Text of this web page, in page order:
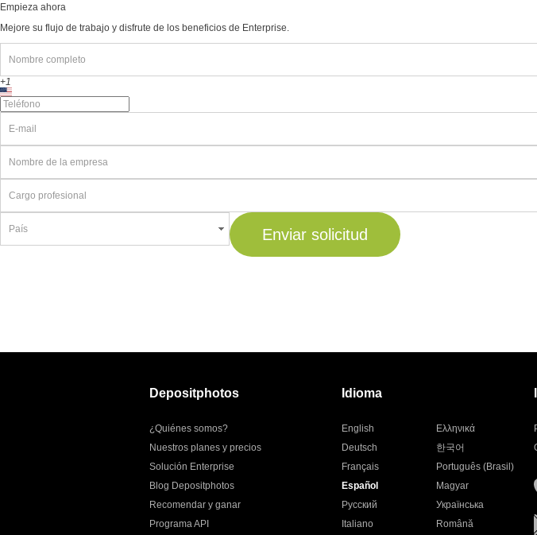
Empieza ahora
Mejore su flujo de trabajo y disfrute de los beneficios de Enterprise.
+1
Enviar solicitud
Depositphotos
¿Quiénes somos?
Nuestros planes y precios
Solución Enterprise
Blog Depositphotos
Recomendar y ganar
Programa API
Idioma
English
Deutsch
Français
Español
Русский
Italiano
Ελληνικά
한국어
Português (Brasil)
Magyar
Українська
Română